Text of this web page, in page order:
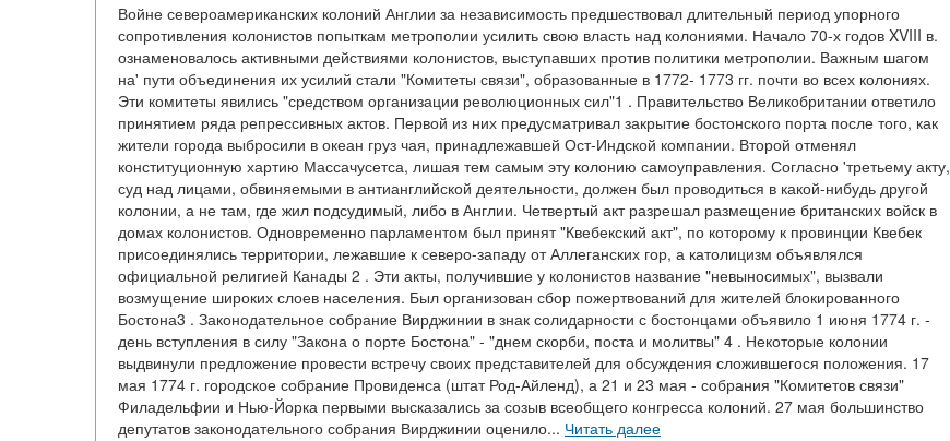
Войне североамериканских колоний Англии за независимость предшествовал длительный период упорного
сопротивления колонистов попыткам метрополии усилить свою власть над колониями. Начало 70-х годов XVIII в.
ознаменовалось активными действиями колонистов, выступавших против политики метрополии. Важным шагом
на' пути объединения их усилий стали "Комитеты связи", образованные в 1772- 1773 гг. почти во всех колониях.
Эти комитеты явились "средством организации революционных сил"1 . Правительство Великобритании ответило
принятием ряда репрессивных актов. Первой из них предусматривал закрытие бостонского порта после того, как
жители города выбросили в океан груз чая, принадлежавшей Ост-Индской компании. Второй отменял
конституционную хартию Массачусетса, лишая тем самым эту колонию самоуправления. Согласно 'третьему акту,
суд над лицами, обвиняемыми в антианглийской деятельности, должен был проводиться в какой-нибудь другой
колонии, а не там, где жил подсудимый, либо в Англии. Четвертый акт разрешал размещение британских войск в
домах колонистов. Одновременно парламентом был принят "Квебекский акт", по которому к провинции Квебек
присоединялись территории, лежавшие к северо-западу от Аллеганских гор, а католицизм объявлялся
официальной религией Канады 2 . Эти акты, получившие у колонистов название "невыносимых", вызвали
возмущение широких слоев населения. Был организован сбор пожертвований для жителей блокированного
Бостона3 . Законодательное собрание Вирджинии в знак солидарности с бостонцами объявило 1 июня 1774 г. -
день вступления в силу "Закона о порте Бостона" - "днем скорби, поста и молитвы" 4 . Некоторые колонии
выдвинули предложение провести встречу своих представителей для обсуждения сложившегося положения. 17
мая 1774 г. городское собрание Провиденса (штат Род-Айленд), а 21 и 23 мая - собрания "Комитетов связи"
Филадельфии и Нью-Йорка первыми высказались за созыв всеобщего конгресса колоний. 27 мая большинство
депутатов законодательного собрания Вирджинии оценило... Читать далее